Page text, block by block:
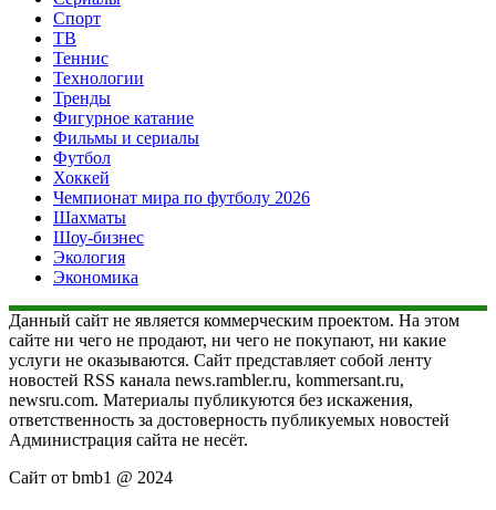
Спорт
ТВ
Теннис
Технологии
Тренды
Фигурное катание
Фильмы и сериалы
Футбол
Хоккей
Чемпионат мира по футболу 2026
Шахматы
Шоу-бизнес
Экология
Экономика
Данный сайт не является коммерческим проектом. На этом
сайте ни чего не продают, ни чего не покупают, ни какие
услуги не оказываются. Сайт представляет собой ленту
новостей RSS канала news.rambler.ru, kommersant.ru,
newsru.com. Материалы публикуются без искажения,
ответственность за достоверность публикуемых новостей
Администрация сайта не несёт.
Сайт от bmb1 @ 2024